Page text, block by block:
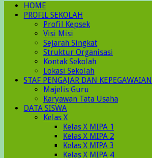
HOME
PROFIL SEKOLAH
Profil Kepsek
Visi Misi
Sejarah Singkat
Struktur Organisasi
Kontak Sekolah
Lokasi Sekolah
STAF PENGAJAR DAN KEPEGAWAIAN
Majelis Guru
Karyawan Tata Usaha
DATA SISWA
Kelas X
Kelas X MIPA 1
Kelas X MIPA 2
Kelas X MIPA 3
Kelas X MIPA 4